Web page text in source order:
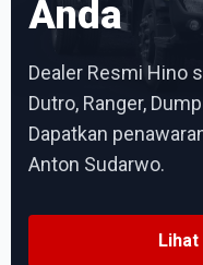
Anda
Dealer Resmi Hino
Dutro, Ranger,
Dapatkan
Anton Sudarwo.